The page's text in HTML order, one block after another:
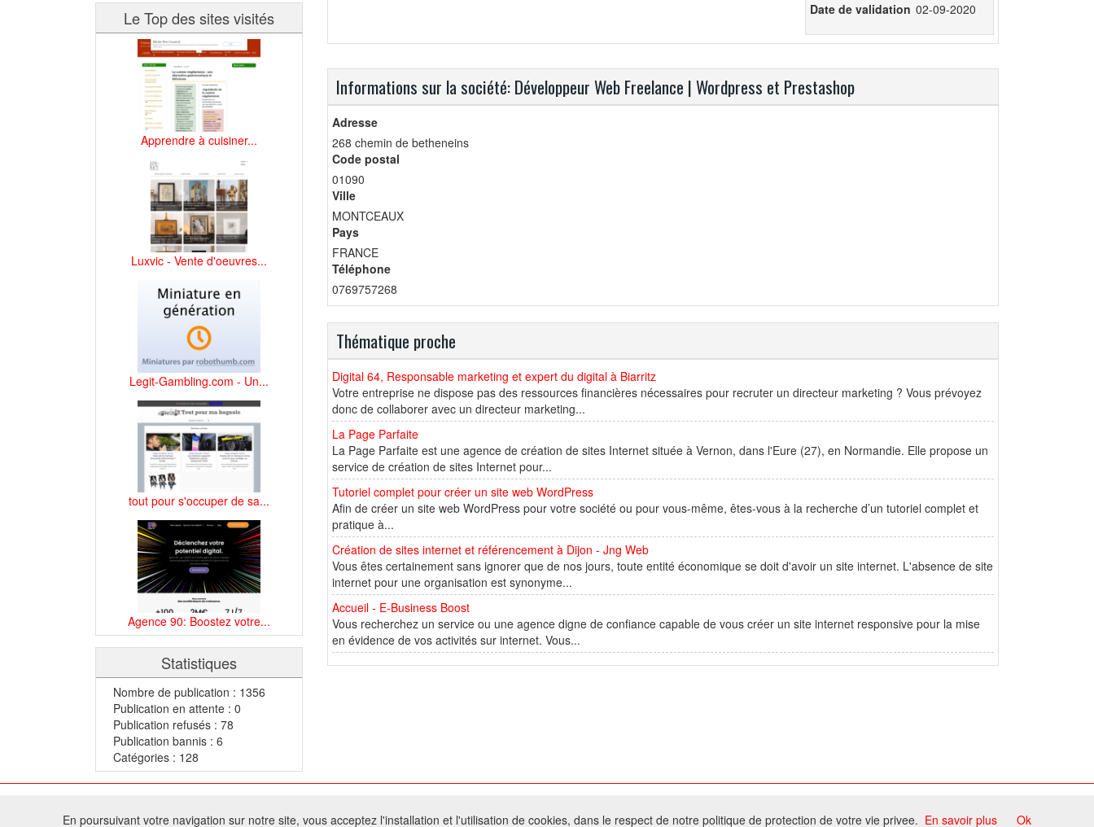
Le Top des sites visités
Apprendre à cuisiner...
Luxvic - Vente d'oeuvres...
Legit-Gambling.com - Un...
tout pour s'occuper de sa...
Agence 90: Boostez votre...
Statistiques
Nombre de publication : 1356
Publication en attente : 0
Publication refusés : 78
Publication bannis : 6
Catégories : 128
Date de validation 02-09-2020
Informations sur la société: Développeur Web Freelance | Wordpress et Prestashop
Adresse
268 chemin de betheneins
Code postal
01090
Ville
MONTCEAUX
Pays
FRANCE
Téléphone
0769757268
Thématique proche
Digital 64, Responsable marketing et expert du digital à Biarritz
Votre entreprise ne dispose pas des ressources financières nécessaires pour recruter un directeur marketing ? Vous prévoyez
donc de collaborer avec un directeur marketing...
La Page Parfaite
La Page Parfaite est une agence de création de sites Internet située à Vernon, dans l'Eure (27), en Normandie. Elle propose un
service de création de sites Internet pour...
Tutoriel complet pour créer un site web WordPress
Afin de créer un site web WordPress pour votre société ou pour vous-même, êtes-vous à la recherche d’un tutoriel complet et
pratique à...
Création de sites internet et référencement à Dijon - Jng Web
Vous êtes certainement sans ignorer que de nos jours, toute entité économique se doit d'avoir un site internet. L'absence de site
internet pour une organisation est synonyme...
Accueil - E-Business Boost
Vous recherchez un service ou une agence digne de confiance capable de vous créer un site internet responsive pour la mise
en évidence de vos activités sur internet. Vous...
Tous droits réservés - Toute reproduction du contenu de ce site, même partielle, est interdite sans accord du propriétaire.
En poursuivant votre navigation sur notre site, vous acceptez l'installation et l'utilisation de cookies, dans le respect de notre politique de protection de votre vie privee. En savoir plus Ok